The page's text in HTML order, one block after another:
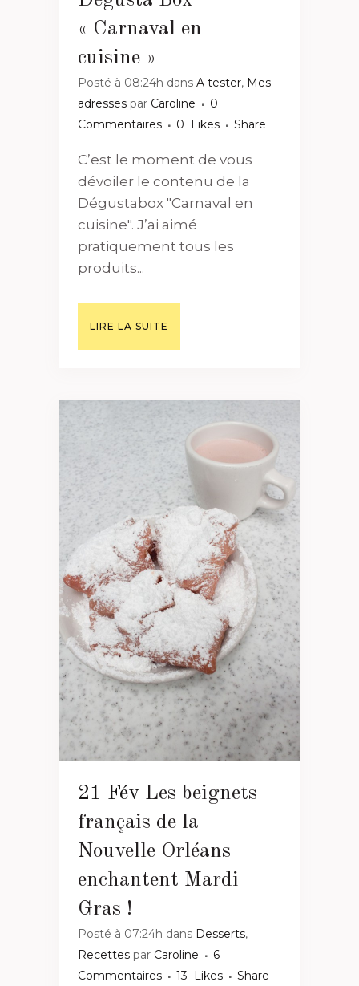
« Carnaval en
cuisine »
Posté à 08:24h dans A tester, Mes
adresses par Caroline
0
Commentaires
0 Likes Share
C’est le moment de vous
dévoiler le contenu de la
Dégustabox "Carnaval en
cuisine". J’ai aimé
pratiquement tous les
produits...
LIRE LA SUITE
21 Fév Les beignets
français de la
Nouvelle Orléans
enchantent Mardi
Gras !
Posté à 07:24h dans Desserts,
Recettes par Caroline
6
Commentaires
13 Likes Share